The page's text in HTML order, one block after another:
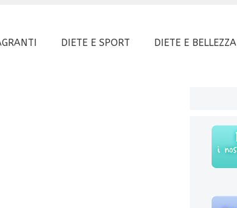
DIETE E SPORT DIETE E BELLEZZA